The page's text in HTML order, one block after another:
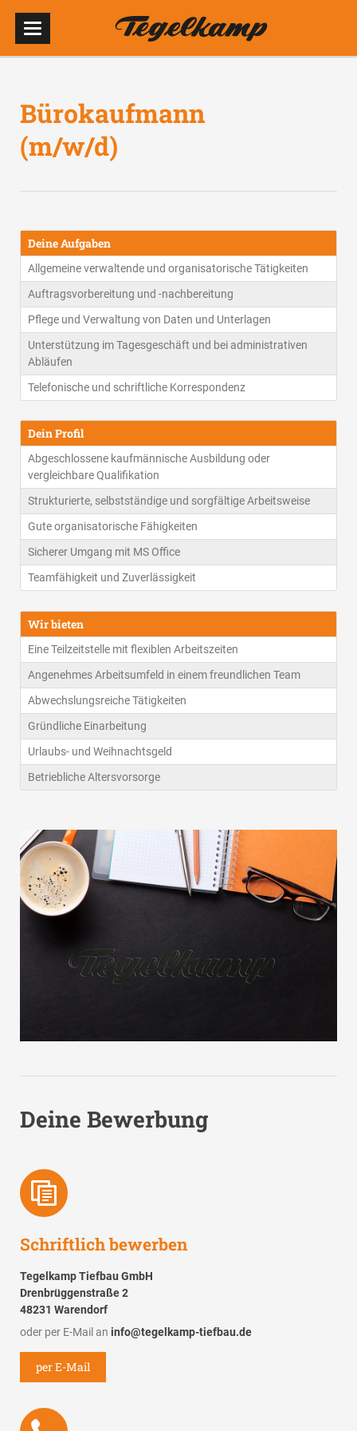
Bürokaufmann
(m/w/d)
Deine Aufgaben
Allgemeine verwaltende und organisatorische Tätigkeiten
Auftragsvorbereitung und -nachbereitung
Pflege und Verwaltung von Daten und Unterlagen
Unterstützung im Tagesgeschäft und bei administrativen
Abläufen
Telefonische und schriftliche Korrespondenz
Dein Profil
Abgeschlossene kaufmännische Ausbildung oder
vergleichbare Qualifikation
Strukturierte, selbstständige und sorgfältige Arbeitsweise
Gute organisatorische Fähigkeiten
Sicherer Umgang mit MS Office
Teamfähigkeit und Zuverlässigkeit
Wir bieten
Eine Teilzeitstelle mit flexiblen Arbeitszeiten
Angenehmes Arbeitsumfeld in einem freundlichen Team
Abwechslungsreiche Tätigkeiten
Gründliche Einarbeitung
Urlaubs- und Weihnachtsgeld
Betriebliche Altersvorsorge
Deine Bewerbung
Schriftlich bewerben
Tegelkamp Tiefbau GmbH
Drenbrüggenstraße 2
48231 Warendorf
oder per E-Mail an info@tegelkamp-tiefbau.de
per E-Mail